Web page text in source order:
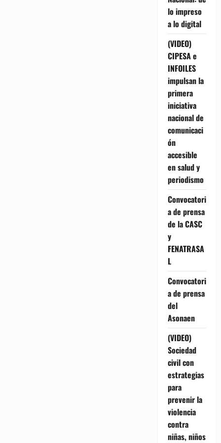
lo impreso
a lo digital
(VIDEO)
CIPESA e
INFOILES
impulsan la
primera
iniciativa
nacional de
comunicaci
ón
accesible
en salud y
periodismo
Convocatori
a de prensa
de la CASC
y
FENATRASA
L
Convocatori
a de prensa
del
Asonaen
(VIDEO)
Sociedad
civil con
estrategias
para
prevenir la
violencia
contra
niñas, niños